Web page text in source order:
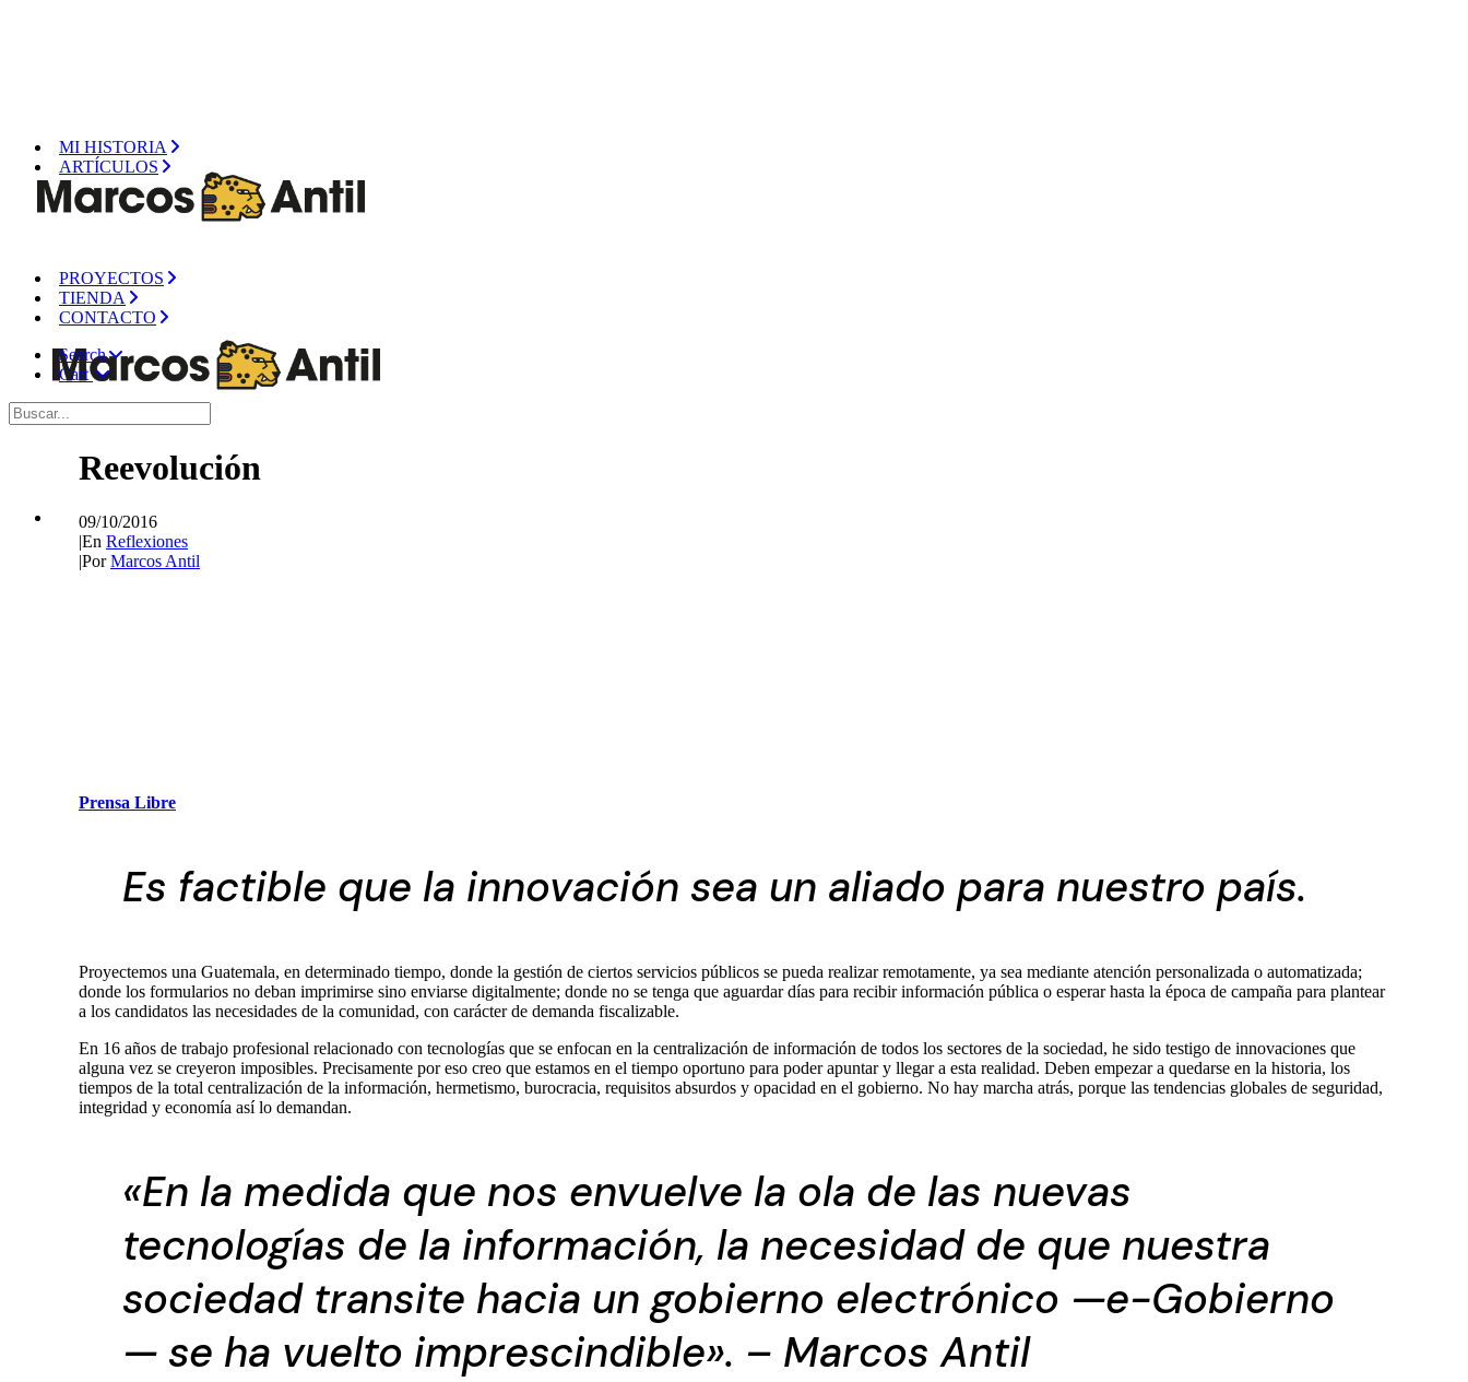
MI HISTORIA
ARTÍCULOS
PROYECTOS
TIENDA
CONTACTO
Search
Cart
Reevolución
09/10/2016
|En Reflexiones
|PorMarcos Antil
Prensa Libre
Es factible que la innovación sea un aliado para nuestro país.
Proyectemos una Guatemala, en determinado tiempo, donde la gestión de ciertos servicios públicos se pueda realizar remotamente, ya sea mediante atención personalizada o automatizada;
donde los formularios no deban imprimirse sino enviarse digitalmente; donde no se tenga que aguardar días para recibir información pública o esperar hasta la época de campaña para plantear
a los candidatos las necesidades de la comunidad, con carácter de demanda fiscalizable.
En 16 años de trabajo profesional relacionado con tecnologías que se enfocan en la centralización de información de todos los sectores de la sociedad, he sido testigo de innovaciones que
alguna vez se creyeron imposibles. Precisamente por eso creo que estamos en el tiempo oportuno para poder apuntar y llegar a esta realidad. Deben empezar a quedarse en la historia, los
tiempos de la total centralización de la información, hermetismo, burocracia, requisitos absurdos y opacidad en el gobierno. No hay marcha atrás, porque las tendencias globales de seguridad,
integridad y economía así lo demandan.
«En la medida que nos envuelve la ola de las nuevas
tecnologías de la información, la necesidad de que nuestra
sociedad transite hacia un gobierno electrónico —e-Gobierno
— se ha vuelto imprescindible». – Marcos Antil